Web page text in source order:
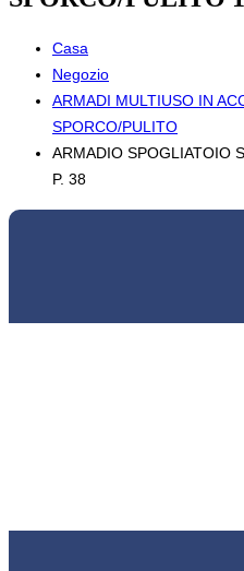
Casa
Negozio
ARMADI MULTIUSO IN
SPORCO/PULITO
ARMADIO SPOGLIATOIO
P. 38